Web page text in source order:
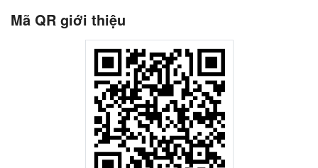
Mã QR giới thiệu